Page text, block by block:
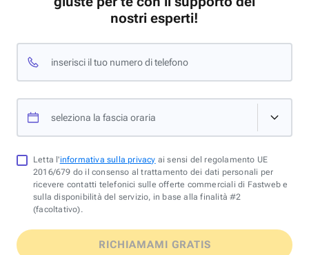
nostri esperti!
inserisci il tuo numero di telefono
seleziona la fascia oraria
Letta l'informativa sulla privacy ai sensi del regolamento UE
2016/679 do il consenso al trattamento dei dati personali per
ricevere contatti telefonici sulle offerte commerciali di Fastweb e
sulla disponibilità del servizio, in base alla finalità #2
(facoltativo).
RICHIAMAMI GRATIS